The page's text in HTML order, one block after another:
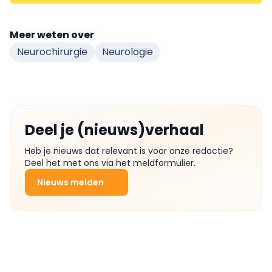
Meer weten over
Neurochirurgie
Neurologie
Deel je (nieuws)verhaal
Heb je nieuws dat relevant is voor onze redactie?
Deel het met ons via het meldformulier.
Nieuws melden